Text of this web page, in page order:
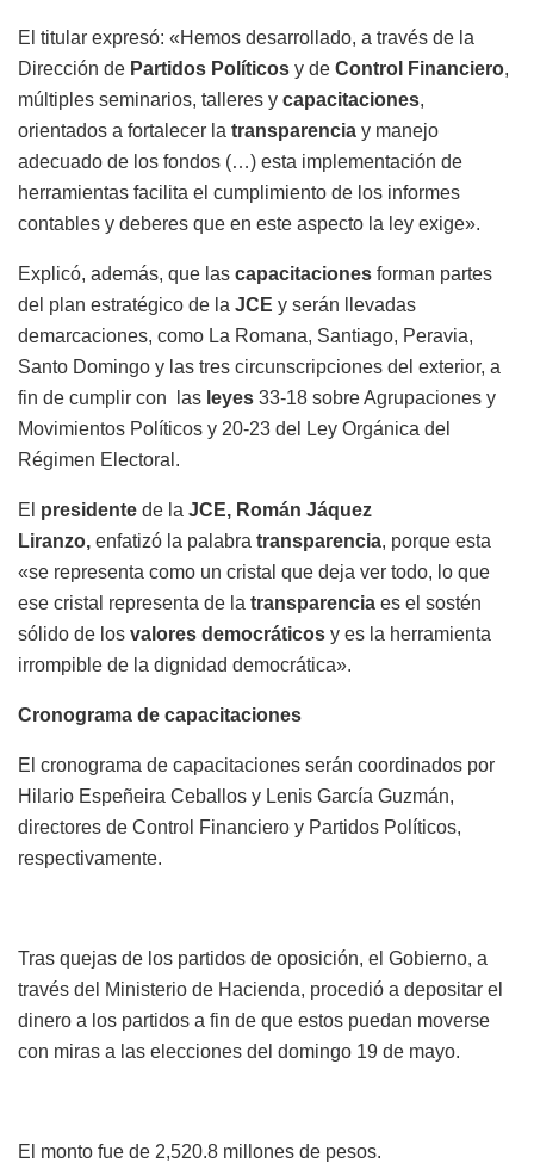
El titular expresó: «Hemos desarrollado, a través de la
Dirección de Partidos Políticos y de Control Financiero,
múltiples seminarios, talleres y capacitaciones,
orientados a fortalecer la transparencia y manejo
adecuado de los fondos (…) esta implementación de
herramientas facilita el cumplimiento de los informes
contables y deberes que en este aspecto la ley exige».
Explicó, además, que las capacitaciones forman partes
del plan estratégico de la JCE y serán llevadas
demarcaciones, como La Romana, Santiago, Peravia,
Santo Domingo y las tres circunscripciones del exterior, a
fin de cumplir con las leyes 33-18 sobre Agrupaciones y
Movimientos Políticos y 20-23 del Ley Orgánica del
Régimen Electoral.
El presidente de la JCE, Román Jáquez
Liranzo, enfatizó la palabra transparencia, porque esta
«se representa como un cristal que deja ver todo, lo que
ese cristal representa de la transparencia es el sostén
sólido de los valores democráticos y es la herramienta
irrompible de la dignidad democrática».
Cronograma de capacitaciones
El cronograma de capacitaciones serán coordinados por
Hilario Espeñeira Ceballos y Lenis García Guzmán,
directores de Control Financiero y Partidos Políticos,
respectivamente.
Tras quejas de los partidos de oposición, el Gobierno, a
través del Ministerio de Hacienda, procedió a depositar el
dinero a los partidos a fin de que estos puedan moverse
con miras a las elecciones del domingo 19 de mayo.
El monto fue de 2,520.8 millones de pesos.